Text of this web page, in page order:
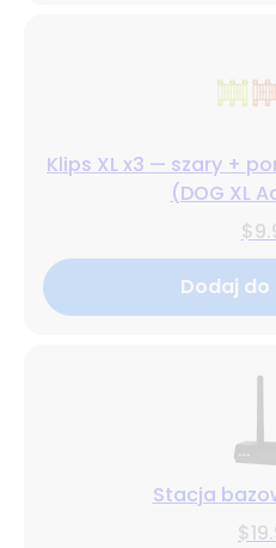
Klips XL x3 — szary +
(DOG XL
Dodaj do
Stacja